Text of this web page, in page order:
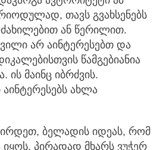
თავს გვახსენებს
ან წერილით.
არ აინტერესებთ და
წამგებიანია
ის მაინც იბრძვის.
აინტერესებს ახლა
ბელადის იდეას, რომ
იყოს, პირადად მხარს ვუჭერ